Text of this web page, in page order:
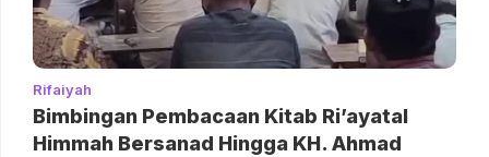
Rifaiyah
Bimbingan Pembacaan Kitab Ri’ayatal
Himmah Bersanad Hingga KH. Ahmad